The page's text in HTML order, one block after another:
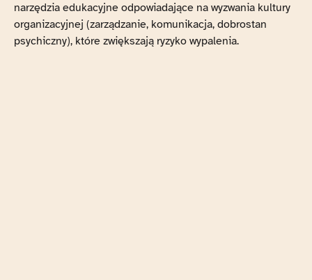
narzędzia edukacyjne odpowiadające na wyzwania kultury
organizacyjnej (zarządzanie, komunikacja, dobrostan
psychiczny), które zwiększają ryzyko wypalenia.